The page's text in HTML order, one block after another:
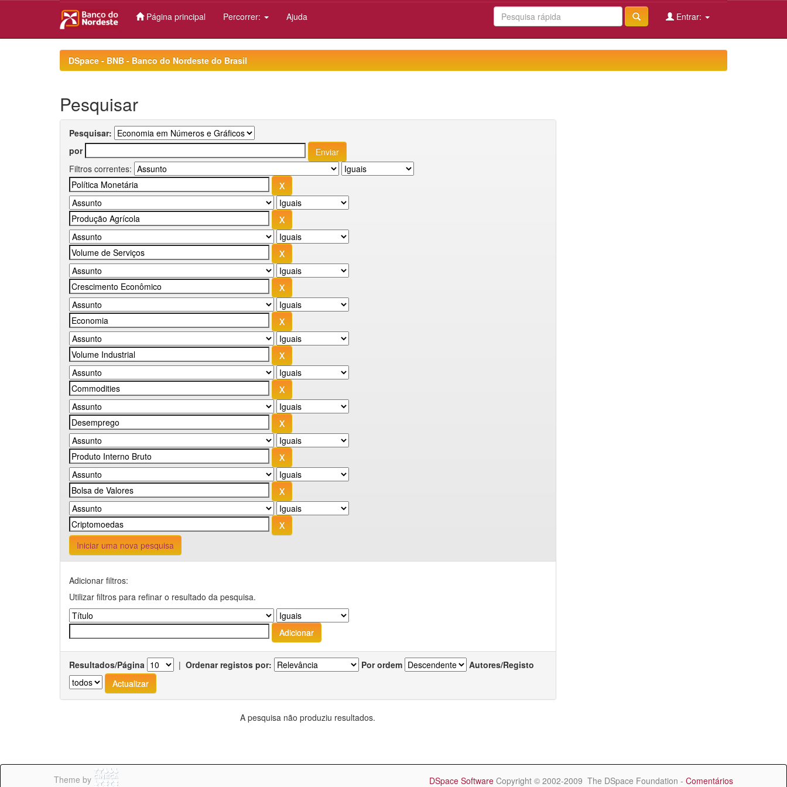
Página principal Percorrer: Ajuda Entrar:
DSpace - BNB - Banco do Nordeste do Brasil
Pesquisar
Pesquisar:
por
Filtros correntes:
Iniciar uma nova pesquisa
Adicionar filtros:
Utilizar filtros para refinar o resultado da pesquisa.
Resultados/Página | Ordenar registos por: Por ordem Autores/Registo
A pesquisa não produziu resultados.
Theme by DSpace Software Copyright © 2002-2009 The DSpace Foundation - Comentários